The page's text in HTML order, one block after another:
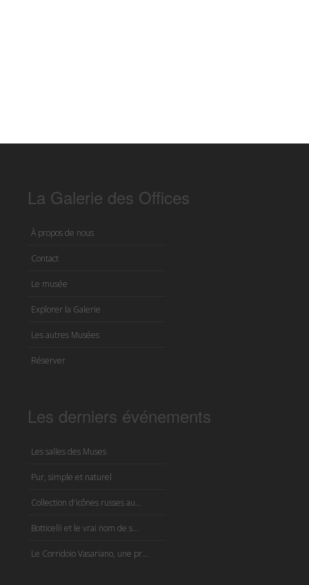
La Galerie des Offices
À propos de nous
Contact
Le musée
Explorer la Galerie
Les autres Musées
Réserver
Les derniers événements
Les salles des Muses
Pur, simple et naturel
Collection d'icônes russes au...
Botticelli et le vrai nom de s...
Le Corridoio Vasariano, une pr...